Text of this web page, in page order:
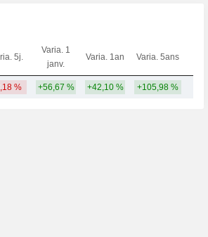
5j.
Varia. 1
janv.
Varia. 1an Varia. 5ans
% +56,67 % +42,10 % +105,98 %